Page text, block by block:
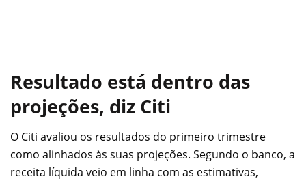
Resultado está dentro das
projeções, diz Citi
O Citi avaliou os resultados do primeiro trimestre
como alinhados às suas projeções. Segundo o banco, a
receita líquida veio em linha com as estimativas,